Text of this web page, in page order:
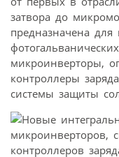
затвора до
предназначена
микроинверторы,
контроллеры
системы защиты